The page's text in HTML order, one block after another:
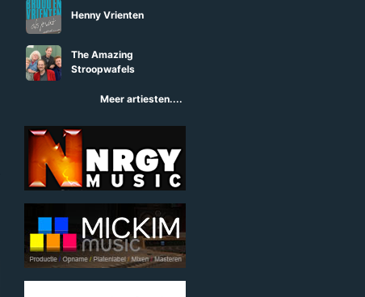
Henny Vrienten
The Amazing
Stroopwafels
Meer artiesten....